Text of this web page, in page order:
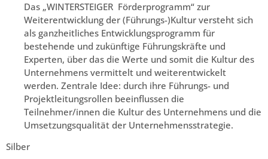
Das „WINTERSTEIGER Förderprogramm“ zur
Weiterentwicklung der (Führungs-)Kultur versteht sich
als ganzheitliches Entwicklungsprogramm für
bestehende und zukünftige Führungskräfte und
Experten, über das die Werte und somit die Kultur des
Unternehmens vermittelt und weiterentwickelt
werden. Zentrale Idee: durch ihre Führungs- und
Projektleitungsrollen beeinflussen die
Teilnehmer/innen die Kultur des Unternehmens und die
Umsetzungsqualität der Unternehmensstrategie.
Silber